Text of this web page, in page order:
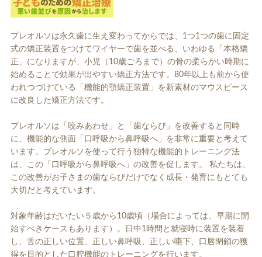
プレオルソは永久歯に生え変わってからでは、1つ1つの歯に固定
式の矯正装置をつけてワイヤーで歯を並べる、いわゆる「本格矯
正」になりますが、小児（10歳ごろまで）の骨の柔らかい時期に
始めることで効果が出やすい矯正方法です。80年以上も前から使
われつづけている「機能的顎矯正装置」を新素材のマウスピース
に改良した矯正方法です。
プレオルソは「咬みあわせ」と「歯ならび」を改善すると同時
に、機能的な側面「口呼吸から鼻呼吸へ」を非常に重要と考えて
います。プレオルソを使って行う独特な機能的トレーニング法
は、この「口呼吸から鼻呼吸へ」の改善を促します。 私たちは、
この改善がお子さまの歯ならびだけでなく成長・発育にもとても
大切だと考えています。
対象年齢はだいたい５歳から10歳頃（場合によっては、早期に開
始すべきケースもあります）。日中1時間と就寝時に装置を装着
し、舌の正しい位置、正しい鼻呼吸、正しい嚥下、口唇閉鎖の獲
得を目的とした口腔機能のトレーニングを行います。